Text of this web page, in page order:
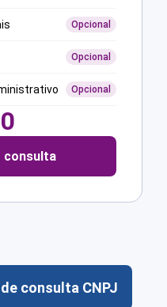
Opcional
Opcional
Opcional
consulta
consulta CNPJ